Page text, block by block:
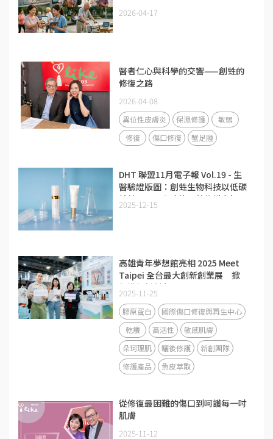
2026-04-17
醫者仁心與科學的交響——創甡的
修復之路
2026-04-08
異位性皮膚炎 保濕修護
敏弱
修復
傷口修復 蟹足腫
DHT 聯盟11月電子報 Vol.19 - 生
醫驗證版圖：創甡生物科技以低碳
精純膠原蛋白攻佔醫美修護市場
2025-12-15
高雄青年夢想館亮相 2025 Meet
Taipei 全台最大創新創業展 掀
起港都新創力
2025-11-25
膠原蛋白
國際傷口修復與再生中心
乾癢
高活性
敏感肌膚
朵珂理肌
曬後修護
新創團隊
修護產品
魚皮萃取
從修復最困難的傷口到呵護每一吋
肌膚
2025-11-12